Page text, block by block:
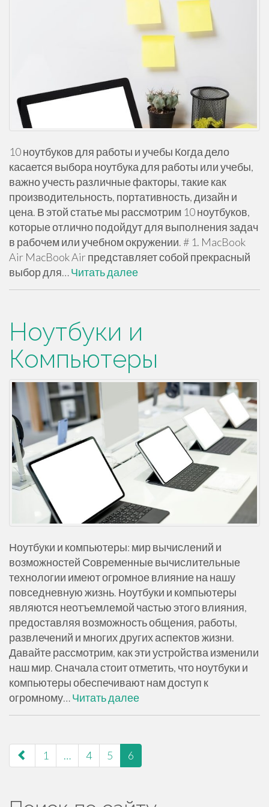
10 ноутбуков для работы и учебы Когда дело
касается выбора ноутбука для работы или учебы,
важно учесть различные факторы, такие как
производительность, портативность, дизайн и
цена. В этой статье мы рассмотрим 10 ноутбуков,
которые отлично подойдут для выполнения задач
в рабочем или учебном окружении. # 1. MacBook
Air MacBook Air представляет собой прекрасный
выбор для…Читать далее
Ноутбуки и
Компьютеры
Ноутбуки и компьютеры: мир вычислений и
возможностей Современные вычислительные
технологии имеют огромное влияние на нашу
повседневную жизнь. Ноутбуки и компьютеры
являются неотъемлемой частью этого влияния,
предоставляя возможность общения, работы,
развлечений и многих других аспектов жизни.
Давайте рассмотрим, как эти устройства изменили
наш мир. Сначала стоит отметить, что ноутбуки и
компьютеры обеспечивают нам доступ к
огромному…Читать далее
навигация
по
страницам
1 … 4 5 6